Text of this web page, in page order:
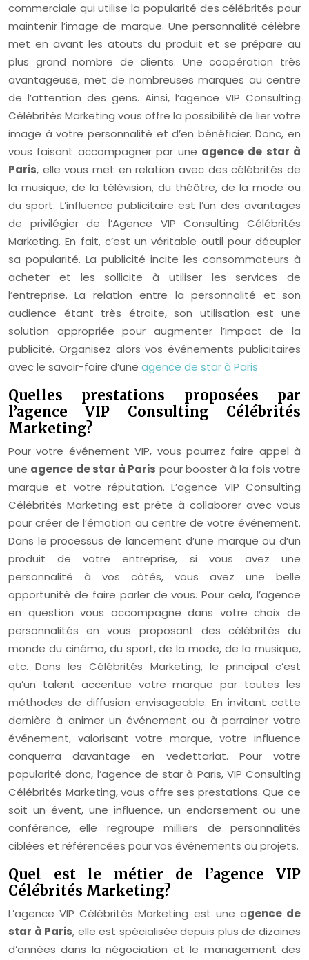
commerciale qui utilise la popularité des célébrités pour
maintenir l’image de marque. Une personnalité célèbre
met en avant les atouts du produit et se prépare au
plus grand nombre de clients. Une coopération très
avantageuse, met de nombreuses marques au centre
de l’attention des gens. Ainsi, l’agence VIP Consulting
Célébrités Marketing vous offre la possibilité de lier votre
image à votre personnalité et d’en bénéficier. Donc, en
vous faisant accompagner par une agence de star à
Paris, elle vous met en relation avec des célébrités de
la musique, de la télévision, du théâtre, de la mode ou
du sport. L’influence publicitaire est l’un des avantages
de privilégier de l’Agence VIP Consulting Célébrités
Marketing. En fait, c’est un véritable outil pour décupler
sa popularité. La publicité incite les consommateurs à
acheter et les sollicite à utiliser les services de
l’entreprise. La relation entre la personnalité et son
audience étant très étroite, son utilisation est une
solution appropriée pour augmenter l’impact de la
publicité. Organisez alors vos événements publicitaires
avec le savoir-faire d’une agence de star à Paris
Quelles prestations proposées par
l’agence VIP Consulting Célébrités
Marketing?
Pour votre événement VIP, vous pourrez faire appel à
une agence de star à Paris pour booster à la fois votre
marque et votre réputation. L’agence VIP Consulting
Célébrités Marketing est prête à collaborer avec vous
pour créer de l’émotion au centre de votre événement.
Dans le processus de lancement d’une marque ou d’un
produit de votre entreprise, si vous avez une
personnalité à vos côtés, vous avez une belle
opportunité de faire parler de vous. Pour cela, l’agence
en question vous accompagne dans votre choix de
personnalités en vous proposant des célébrités du
monde du cinéma, du sport, de la mode, de la musique,
etc. Dans les Célébrités Marketing, le principal c’est
qu’un talent accentue votre marque par toutes les
méthodes de diffusion envisageable. En invitant cette
dernière à animer un événement ou à parrainer votre
événement, valorisant votre marque, votre influence
conquerra davantage en vedettariat. Pour votre
popularité donc, l’agence de star à Paris, VIP Consulting
Célébrités Marketing, vous offre ses prestations. Que ce
soit un évent, une influence, un endorsement ou une
conférence, elle regroupe milliers de personnalités
ciblées et référencées pour vos événements ou projets.
Quel est le métier de l’agence VIP
Célébrités Marketing?
L’agence VIP Célébrités Marketing est une agence de
star à Paris, elle est spécialisée depuis plus de dizaines
d’années dans la négociation et le management des